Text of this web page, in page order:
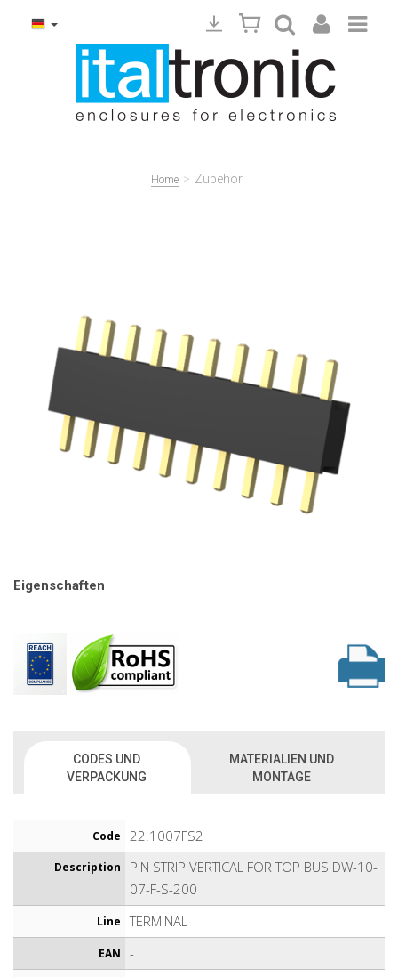
Home > Zubehör
Eigenschaften
CODES UND
VERPACKUNG
MATERIALIEN UND
MONTAGE
Code 22.1007FS2
Description
PIN STRIP VERTICAL FOR TOP BUS DW-10-
07-F-S-200
Line TERMINAL
EAN -